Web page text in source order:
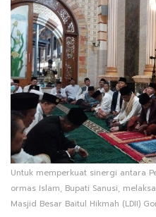
Untuk memperkuat sinergi antara
ormas Islam, Bupati Sanusi,
Masjid Besar Baitul Hikmah (LDII)